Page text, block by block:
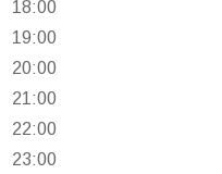
18:00
19:00
20:00
21:00
22:00
23:00